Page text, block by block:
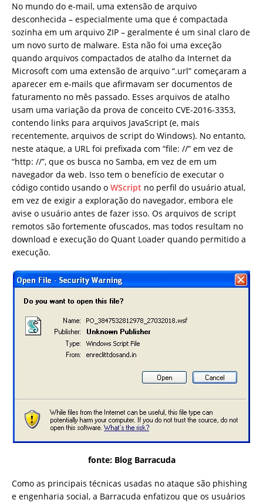
No mundo do e-mail, uma extensão de arquivo
desconhecida – especialmente uma que é compactada
sozinha em um arquivo ZIP – geralmente é um sinal claro de
um novo surto de malware. Esta não foi uma exceção
quando arquivos compactados de atalho da Internet da
Microsoft com uma extensão de arquivo “.url” começaram a
aparecer em e-mails que afirmavam ser documentos de
faturamento no mês passado. Esses arquivos de atalho
usam uma variação da prova de conceito CVE-2016-3353,
contendo links para arquivos JavaScript (e, mais
recentemente, arquivos de script do Windows). No entanto,
neste ataque, a URL foi prefixada com “file: //” em vez de
“http: //”, que os busca no Samba, em vez de em um
navegador da web. Isso tem o benefício de executar o
código contido usando o WScript no perfil do usuário atual,
em vez de exigir a exploração do navegador, embora ele
avise o usuário antes de fazer isso. Os arquivos de script
remotos são fortemente ofuscados, mas todos resultam no
download e execução do Quant Loader quando permitido a
execução.
fonte: Blog Barracuda
Como as principais técnicas usadas no ataque são phishing
e engenharia social, a Barracuda enfatizou que os usuários